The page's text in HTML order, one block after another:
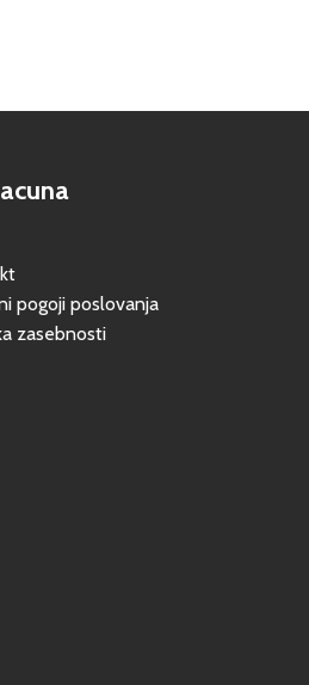
pogoji poslovanja
zasebnosti